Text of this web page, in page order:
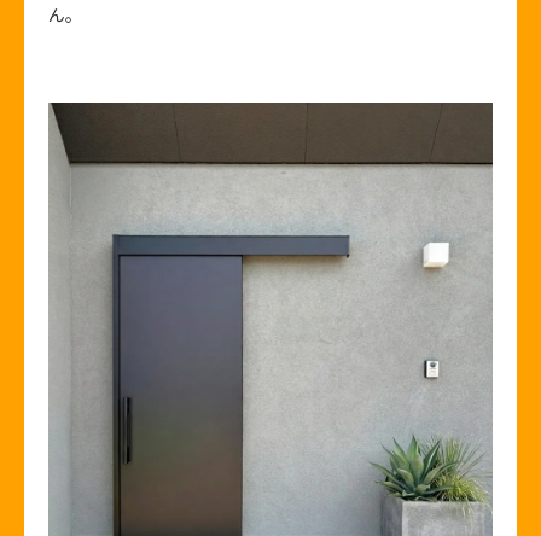
ん。